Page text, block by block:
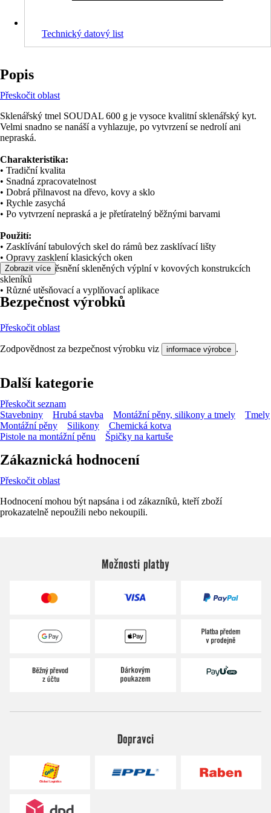
Technický datový list
Popis
Přeskočit oblast
Sklenářský tmel SOUDAL 600 g je vysoce kvalitní sklenářský kyt.
Velmi snadno se nanáší a vyhlazuje, po vytvrzení se nedrolí ani
nepraská.
Charakteristika:
• Tradiční kvalita
• Snadná zpracovatelnost
• Dobrá přilnavost na dřevo, kovy a sklo
• Rychle zasychá
• Po vytvrzení nepraská a je přetíratelný běžnými barvami
Použití:
• Zasklívání tabulových skel do rámů bez zasklívací lišty
• Opravy zasklení klasických oken
• Upevnění a těsnění skleněných výplní v kovových konstrukcích
skleníků
• Různé utěsňovací a vyplňovací aplikace
Zobrazit více
Bezpečnost výrobků
Přeskočit oblast
Zodpovědnost za bezpečnost výrobku viz informace výrobce .
Další kategorie
Přeskočit seznam
Stavebniny
Hrubá stavba Montážní pěny, silikony a tmely
Tmely
Montážní pěny
Silikony
Chemická kotva
Pistole na montážní pěnu
Špičky na kartuše
Zákaznická hodnocení
Přeskočit oblast
Hodnocení mohou být napsána i od zákazníků, kteří zboží
prokazatelně nepoužili nebo nekoupili.
Možnosti platby
Dopravci